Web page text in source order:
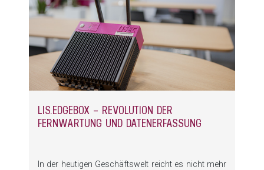
LIS.EDGEBOX – REVOLUTION DER
FERNWARTUNG UND DATENERFASSUNG
In der heutigen Geschäftswelt reicht es nicht mehr